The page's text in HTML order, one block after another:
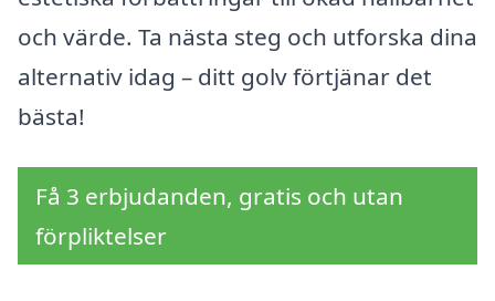
och värde. Ta nästa steg och utforska dina
alternativ idag – ditt golv förtjänar det
bästa!
Få 3 erbjudanden, gratis och utan
förpliktelser